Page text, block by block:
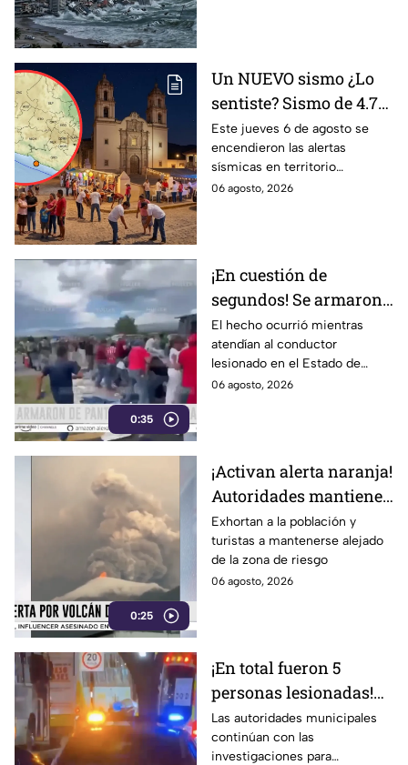
Un NUEVO sismo ¿Lo
sentiste? Sismo de 4.7
activó alertas en varios
puntos de México
Este jueves 6 de agosto se
encendieron las alertas
sísmicas en territorio
mexicano, conoce dónde fue y
06 agosto, 2026
0:35
¡En cuestión de
segundos! Se armaron
de pantalones en plena
rapiña
El hecho ocurrió mientras
atendían al conductor
lesionado en el Estado de
México
06 agosto, 2026
0:25
¡Activan alerta naranja!
Autoridades mantienen
monitoreo ante la
actividad volcánica
Exhortan a la población y
turistas a mantenerse alejado
de la zona de riesgo
06 agosto, 2026
¡En total fueron 5
personas lesionadas!
Esto sabemos sobre el
estado de salud de los
Las autoridades municipales
continúan con las
investigaciones para